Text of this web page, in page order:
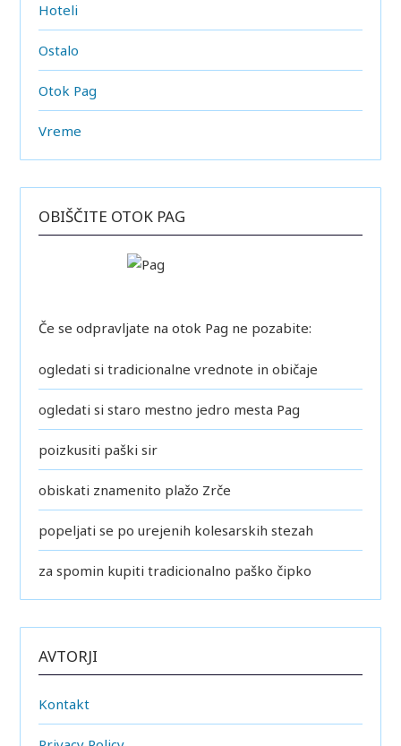
Hoteli
Ostalo
Otok Pag
Vreme
OBIŠČITE OTOK PAG
Če se odpravljate na otok Pag ne pozabite:
ogledati si tradicionalne vrednote in običaje
ogledati si staro mestno jedro mesta Pag
poizkusiti paški sir
obiskati znamenito plažo Zrče
popeljati se po urejenih kolesarskih stezah
za spomin kupiti tradicionalno paško čipko
AVTORJI
Kontakt